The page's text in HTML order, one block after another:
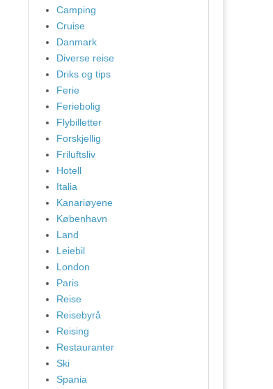
Camping
Cruise
Danmark
Diverse reise
Driks og tips
Ferie
Feriebolig
Flybilletter
Forskjellig
Friluftsliv
Hotell
Italia
Kanariøyene
København
Land
Leiebil
London
Paris
Reise
Reisebyrå
Reising
Restauranter
Ski
Spania